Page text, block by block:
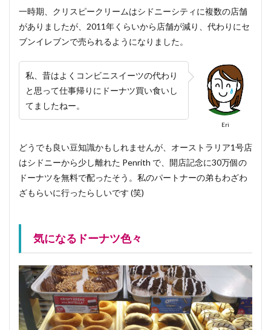
一時期、クリスピークリームはシドニーシティに複数の店舗
がありましたが、2011年くらいから店舗が減り、代わりにセ
ブンイレブンで売られるようになりました。
Eri
私、昔はよくコンビニスイーツの代わり
と思って仕事帰りにドーナツ買い食いし
てましたねー。
どうでも良い豆知識かもしれませんが、オーストラリア1号店
はシドニーから少し離れた Penrith で、開店記念に30万個の
ドーナツを無料で配ったそう。私のパートナーの弟もわざわ
ざもらいに行ったらしいです (笑)
気になるドーナツ色々